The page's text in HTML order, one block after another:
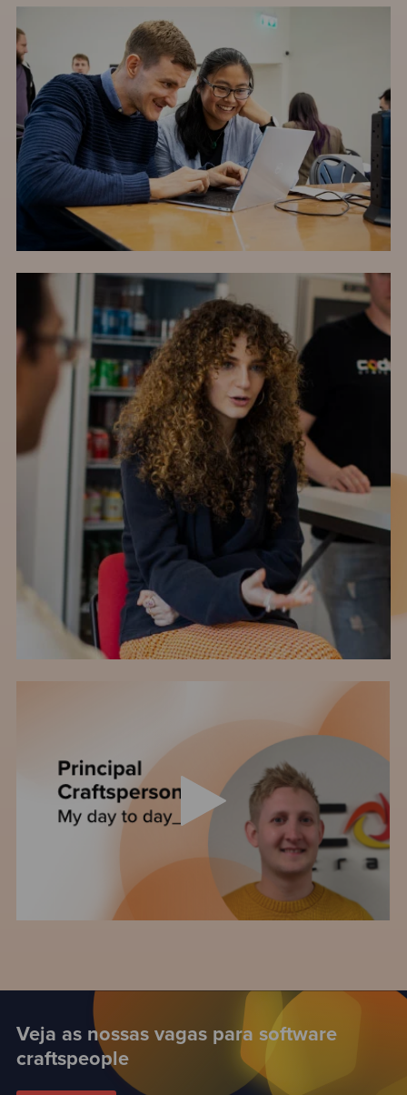
Veja as nossas vagas para software
craftspeople